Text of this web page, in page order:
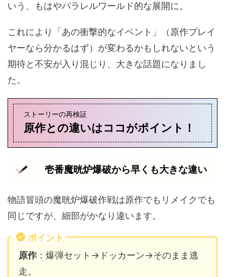
いう、もはやパラレルワールド的な展開に。
これにより「あの衝撃的なイベント」（原作プレイ
ヤーなら分かるはず）が変わるかもしれないという
期待と不安が入り混じり、大きな話題になりまし
た。
ストーリーの再検証
原作との違いはココがポイント！
壱番魔晄炉爆破から早くも大きな違い
物語冒頭の魔晄炉爆破作戦は原作でもリメイクでも
同じですが、細部がかなり違います。
ポイント
原作：爆弾セット→ドッカーン→そのまま逃
走。